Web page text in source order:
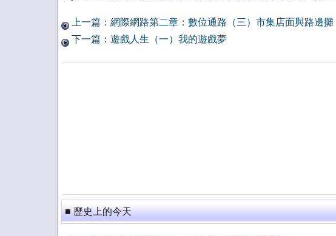
上一篇：網際網路第二章：數位通路（三）市集店面與路邊攤
下一篇：遊戲人生（一）我的遊戲夢
■ 歷史上的今天